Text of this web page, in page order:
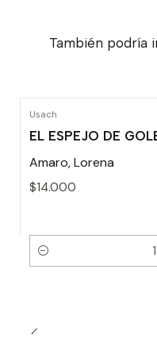
También podría
Usach
EL ESPEJO DE
Amaro, Lorena
$14.000
Cantidad